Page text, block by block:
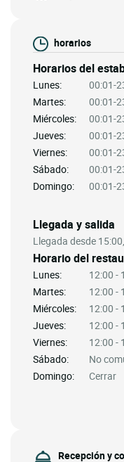
horarios
Horarios del
Lunes:
00:01-
Martes:
00:01-
Miércoles:
00:01-
Jueves:
00:01-
Viernes:
00:01-
Sábado:
00:01-
Domingo:
00:01-
Llegada y salida
Llegada desde
Horario del
Lunes:
12:00 -
Martes:
12:00 -
Miércoles:
12:00 -
Jueves:
12:00 -
Viernes:
12:00 -
Sábado:
No
Domingo:
Cerrar
Recepción y